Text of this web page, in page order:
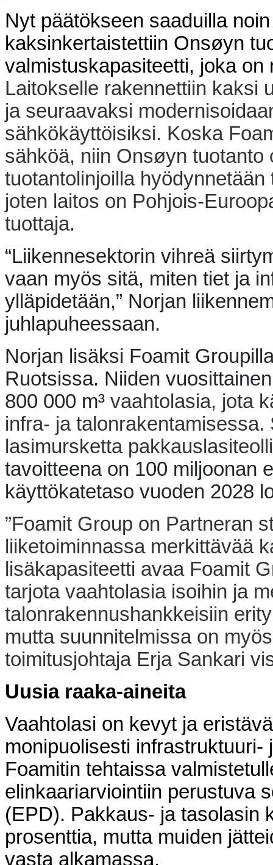
Nyt päätökseen saaduilla
kaksinkertaistettiin Onsøyn
valmistuskapasiteetti, joka on
Laitokselle rakennettiin kaksi
ja seuraavaksi
sähkökäyttöisiksi. Koska
sähköä, niin Onsøyn
tuotantolinjoilla
joten laitos on Pohjois-
tuottaja.
“Liikennesektorin vihreä
vaan myös sitä, miten tiet ja
ylläpidetään,” Norjan
juhlapuheessaan.
Norjan lisäksi Foamit
Ruotsissa. Niiden
800 000 m³ vaahtolasia, jota
infra- ja
lasimursketta
tavoitteena on 100 miljoonan
käyttökatetaso vuoden 2028
”Foamit Group on Partneran
liiketoiminnassa merkittävää
lisäkapasiteetti avaa Foamit
tarjota vaahtolasia isoihin ja
talonrakennushankkeisiin
mutta suunnitelmissa on
toimitusjohtaja Erja Sankari
Uusia raaka-aineita
Vaahtolasi on kevyt ja
monipuolisesti
Foamitin tehtaissa
elinkaariarviointiin perustuva
(EPD). Pakkaus- ja tasolasin
prosenttia, mutta muiden
vasta alkamassa.